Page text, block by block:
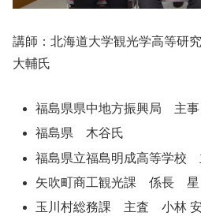
講師：北海道大学観光学高等研
大輔氏
福島県県中地方振興局 主
福島県 木谷氏
福島県立福島明成高等学
矢吹町商工観光課 係長 星
玉川村総務課 主査 小林